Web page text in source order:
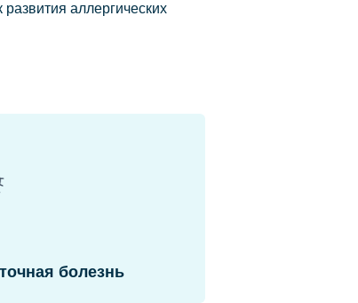
аллергических
болезнь